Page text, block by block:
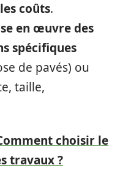
coûts.
en œuvre des
spécifiques
de pavés) ou
taille,
choisir le
travaux ?